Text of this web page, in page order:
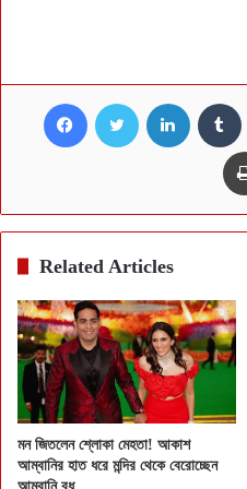
Facebook Twitter LinkedIn
Related Articles
মন জিতলেন শ্লোকা মেহতা! আকাশ
আম্বানির হাত ধরে মন্দির থেকে বেরোচ্ছেন